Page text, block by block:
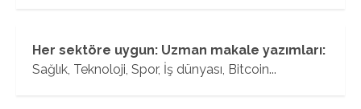
Her sektöre uygun: Uzman makale yazımları:
Sağlık, Teknoloji, Spor, İş dünyası, Bitcoin...